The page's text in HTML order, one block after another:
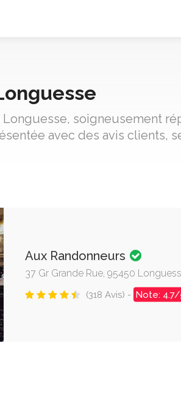
soigneusement
avec des avis clients,
Aux Randonneurs
37 Gr Grande Rue, 95450
(318 Avis) - Note: 4.7/